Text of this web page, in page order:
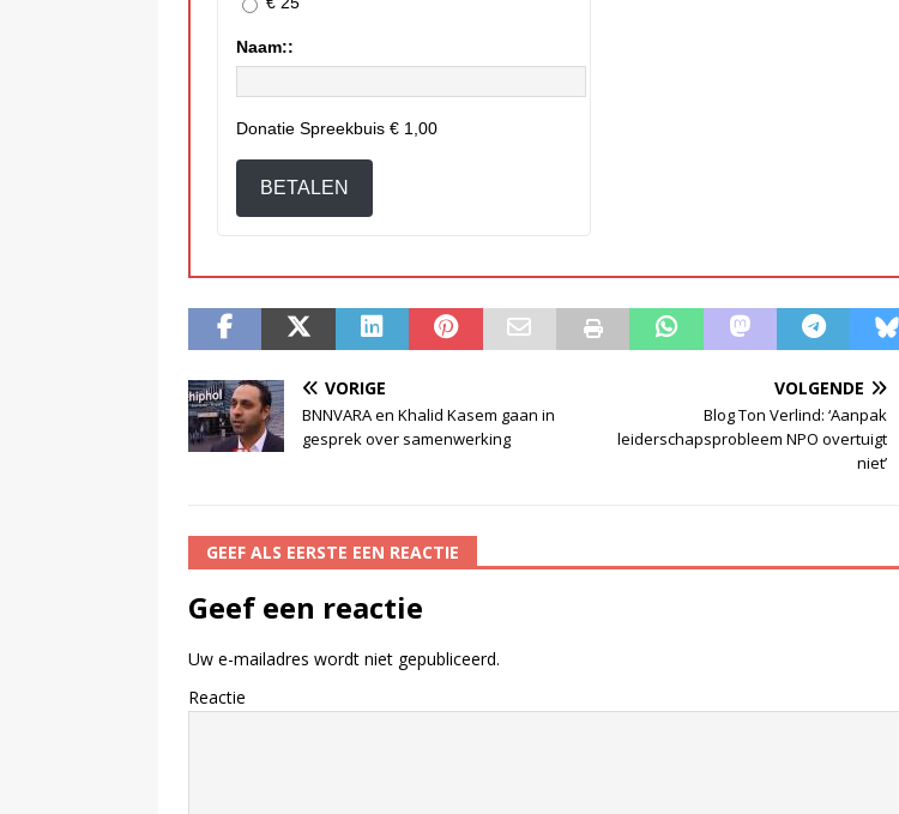
Naam::
Donatie Spreekbuis € 1,00
BETALEN
VORIGE
BNNVARA en Khalid Kasem gaan in
gesprek over samenwerking
VOLGENDE
Blog Ton Verlind: ‘Aanpak
leiderschapsprobleem NPO overtuigt
niet’
GEEF ALS EERSTE EEN REACTIE
Geef een reactie
Uw e-mailadres wordt niet gepubliceerd.
Reactie